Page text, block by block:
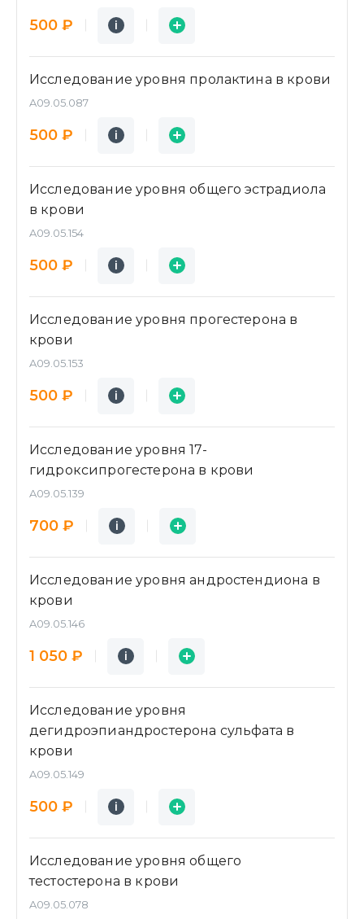
500 ₽ i
Подробнее
i
Заявка
Исследование уровня пролактина в крови
A09.05.087
500 ₽ i
Подробнее
i
Заявка
Исследование уровня общего эстрадиола
в крови
A09.05.154
500 ₽ i
Подробнее
i
Заявка
Исследование уровня прогестерона в
крови
A09.05.153
500 ₽ i
Подробнее
i
Заявка
Исследование уровня 17-
гидроксипрогестерона в крови
A09.05.139
700 ₽ i
Подробнее
i
Заявка
Исследование уровня андростендиона в
крови
A09.05.146
1 050 ₽ i
Подробнее
i
Заявка
Исследование уровня
дегидроэпиандростерона сульфата в
крови
A09.05.149
500 ₽ i
Подробнее
i
Заявка
Исследование уровня общего
тестостерона в крови
A09.05.078